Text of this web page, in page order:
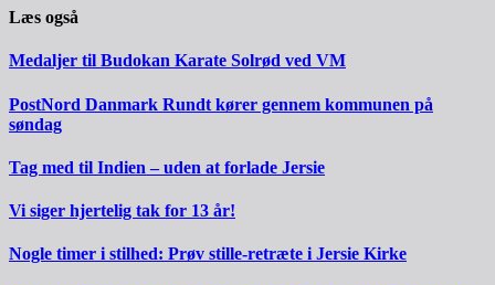
Læs også
Medaljer til Budokan Karate Solrød ved VM
PostNord Danmark Rundt kører gennem kommunen på
søndag
Tag med til Indien – uden at forlade Jersie
Vi siger hjertelig tak for 13 år!
Nogle timer i stilhed: Prøv stille-retræte i Jersie Kirke